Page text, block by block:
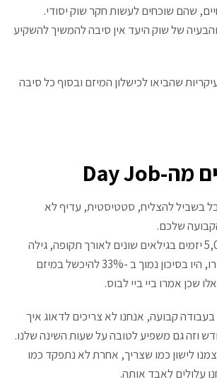
שהם שוכחים לעשות חקר שוק יסודי.
של שוק היעד אין סיבה להמשיך להשקיע
5 סיבות עיקריות שהביאו לכישלון המיזם ובסוף כל סיבה
בשביל להצליח, סטטיסטית, עדיף לא
שלכם.
שנערך על 5,000 יזמים בגילאים שונים לאורך תקופה, גילה
שהיזמים שלא התפטרו, היו בסיכון נמוך ב -33% להיכשל במיזם
שכן אמרו ביי ביי לבוס.
קבועה, אנחנו לא צריכים לדאוג איך
וזה גם משפיע לטובה על שעות השינה שלנו.
לישון כמו שצריך, אחרת לא נתפקד כמו
עלולים לאבד אותה.